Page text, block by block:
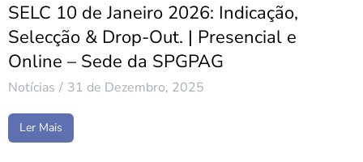
SELC 10 de Janeiro 2026: Indicação,
Selecção & Drop-Out. | Presencial e
Online – Sede da SPGPAG
Notícias 31 de Dezembro, 2025
Ler Mais